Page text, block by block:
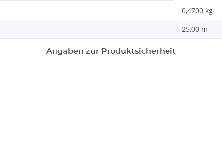
0,4700 kg
25,00 m
Angaben zur Produktsicherheit